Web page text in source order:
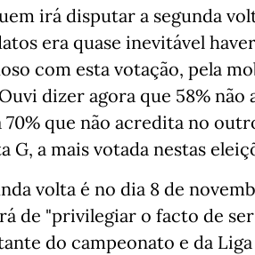
irá disputar a segunda
era quase inevitável
com esta votação, pela
dizer agora que 58%
70% que não acredita no
G, a mais votada nestas
volta é no dia 8 de
de "privilegiar o facto de
do campeonato e da Liga